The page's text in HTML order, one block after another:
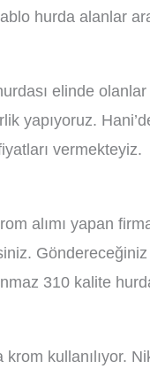
hurda alanlar
elinde
yapıyoruz.
vermekteyiz.
alımı yapan
310 kalite
kullanılıyor.